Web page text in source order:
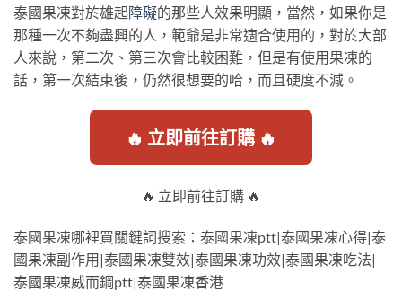
泰國果凍對於雄起障礙的那些人效果明顯，當然，如果你是
那種一次不夠盡興的人，範爺是非常適合使用的，對於大部
人來說，第二次、第三次會比較困難，但是有使用果凍的
話，第一次結束後，仍然很想要的哈，而且硬度不減。
🔥 立即前往訂購 🔥
🔥 立即前往訂購 🔥
泰國果凍哪裡買關鍵詞搜索：泰國果凍ptt|泰國果凍心得|泰
國果凍副作用|泰國果凍雙效|泰國果凍功效|泰國果凍吃法|
泰國果凍威而鋼ptt|泰國果凍香港